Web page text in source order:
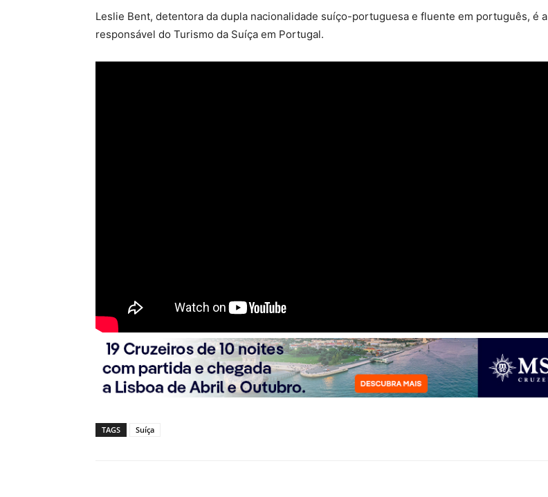
Leslie Bent, detentora da dupla nacionalidade suíço-portuguesa e fluente em português, é a
responsável do Turismo da Suíça em Portugal.
TAGS Suíça